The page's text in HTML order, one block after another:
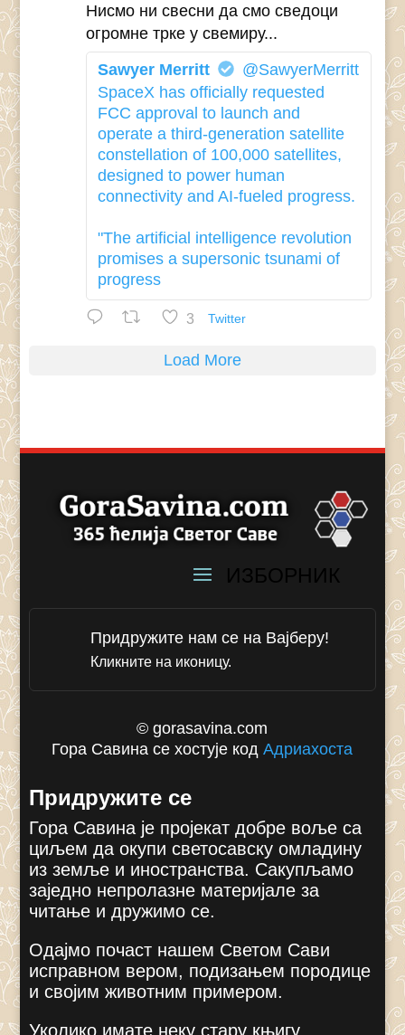
Нисмо ни свесни да смо сведоци
огромне трке у свемиру...
Sawyer Merritt
@SawyerMerritt
SpaceX has officially requested
FCC approval to launch and
operate a third-generation satellite
constellation of 100,000 satellites,
designed to power human
connectivity and AI-fueled progress.
"The artificial intelligence revolution
promises a supersonic tsunami of
progress
3 Twitter
Load More
Придружите нам се на Вајберу!
Кликните на иконицу.
© gorasavina.com
Гора Савина се хостује кодАдриахоста
Придружите се
Гора Савина је пројекат добре воље са
циљем да окупи светосавску омладину
из земље и иностранства. Сакупљамо
заједно непролазне материјале за
читање и дружимо се.
Одајмо почаст нашем Светом Сави
исправном вером, подизањем породице
и својим животним примером.
Уколико имате неку стару књигу,